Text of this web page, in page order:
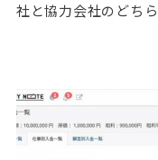
社と協力会社のどち